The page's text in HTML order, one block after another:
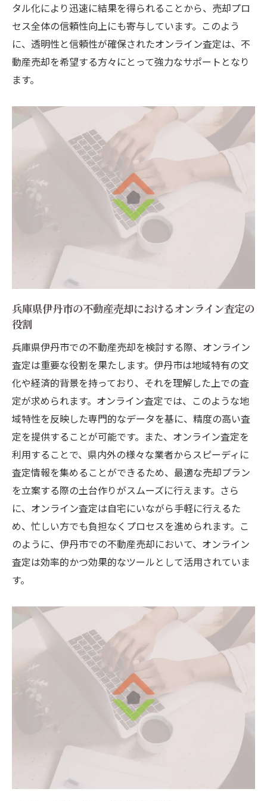
タル化により迅速に結果を得られることから、売却プロ
セス全体の信頼性向上にも寄与しています。このよう
に、透明性と信頼性が確保されたオンライン査定は、不
動産売却を希望する方々にとって強力なサポートとなり
ます。
兵庫県伊丹市の不動産売却におけるオンライン査定の
役割
兵庫県伊丹市での不動産売却を検討する際、オンライン
査定は重要な役割を果たします。伊丹市は地域特有の文
化や経済的背景を持っており、それを理解した上での査
定が求められます。オンライン査定では、このような地
域特性を反映した専門的なデータを基に、精度の高い査
定を提供することが可能です。また、オンライン査定を
利用することで、県内外の様々な業者からスピーディに
査定情報を集めることができるため、最適な売却プラン
を立案する際の土台作りがスムーズに行えます。さら
に、オンライン査定は自宅にいながら手軽に行えるた
め、忙しい方でも負担なくプロセスを進められます。こ
のように、伊丹市での不動産売却において、オンライン
査定は効率的かつ効果的なツールとして活用されていま
す。